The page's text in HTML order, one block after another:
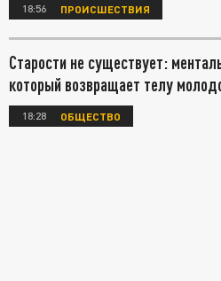
18:56 ПРОИСШЕСТВИЯ
Старости не существует:
который возвращает телу
18:28 ОБЩЕСТВО